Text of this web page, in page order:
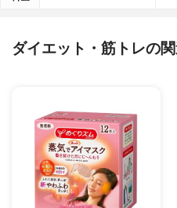
ダイエット・筋トレの